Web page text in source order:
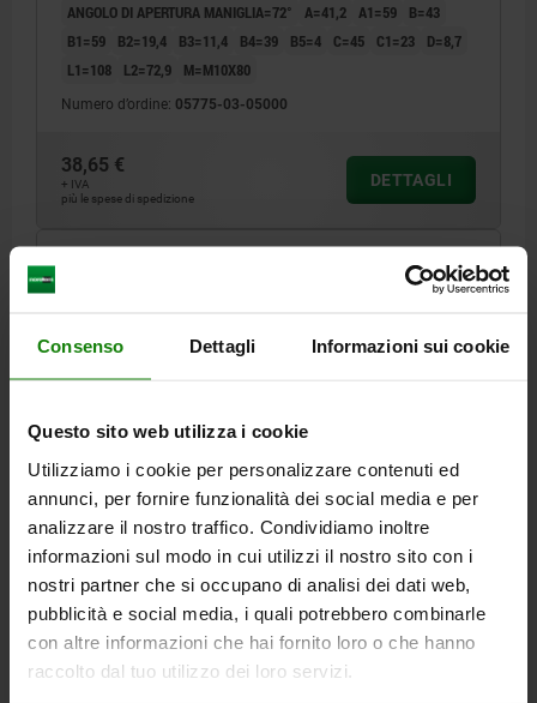
Consenso Dettagli Informazioni sui cookie
Questo sito web utilizza i cookie
Utilizziamo i cookie per personalizzare contenuti ed
annunci, per fornire funzionalità dei social media e per
analizzare il nostro traffico. Condividiamo inoltre
informazioni sul modo in cui utilizzi il nostro sito con i
nostri partner che si occupano di analisi dei dati web,
pubblicità e social media, i quali potrebbero combinarle
con altre informazioni che hai fornito loro o che hanno
raccolto dal tuo utilizzo dei loro servizi.
ANGOLO DI APERTURA MANIGLIA=72°
A=41,2 A1=59
B=43
B1=59
B2=19,4 B3=11,4 B4=39 B5=4 C=45 C1=23
D=8,7
L1=108
L2=72,9 M=M10X80
Numero d’ordine: 05775-03-05000
38,65 €
+ IVA
più le spese di spedizione
DETTAGLI
DISPOSITIVO BLOCC. RAPIDO, PIEDE ORIZZONTALE,
STANDARD, F2=6000, MANDRINO PRESSORE
REGOLAB M12X100, ACCIAIO ZINCATO,
LUNGHEZZA=308 FORZA MANUALE FH N=250 H=110,4
FORZA DI TENUTA F1 N=3000 FORZA DI TENUTA F2 N=6000
FORZA DI SERRAGGIO F3 N=1200
FORZA DI SERRAGGIO F4 N=3200
MATERIALE CORPO BASE=ACCIAIO
SCHEMA FORI=2